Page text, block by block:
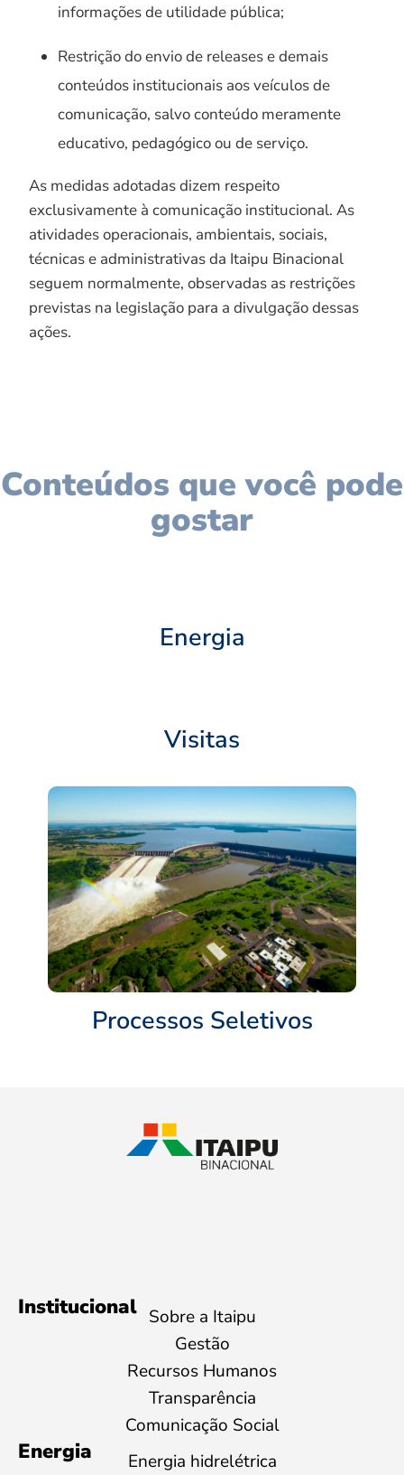
informações de utilidade pública;
Restrição do envio de releases e demais
conteúdos institucionais aos veículos de
comunicação, salvo conteúdo meramente
educativo, pedagógico ou de serviço.
As medidas adotadas dizem respeito
exclusivamente à comunicação institucional. As
atividades operacionais, ambientais, sociais,
técnicas e administrativas da Itaipu Binacional
seguem normalmente, observadas as restrições
previstas na legislação para a divulgação dessas
ações.
Conteúdos que você pode
gostar
Energia
Visitas
Processos Seletivos
Institucional Sobre a Itaipu
Gestão
Recursos Humanos
Transparência
Comunicação Social
Energia
Energia hidrelétrica